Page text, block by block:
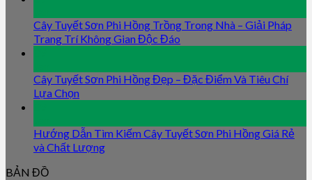
Cây Tuyết Sơn Phi Hồng Trồng Trong Nhà – Giải Pháp
Trang Trí Không Gian Độc Đáo
Cây Tuyết Sơn Phi Hồng Đẹp – Đặc Điểm Và Tiêu Chí
Lựa Chọn
Hướng Dẫn Tìm Kiếm Cây Tuyết Sơn Phi Hồng Giá Rẻ
và Chất Lượng
BẢN ĐỒ